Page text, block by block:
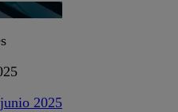
2025